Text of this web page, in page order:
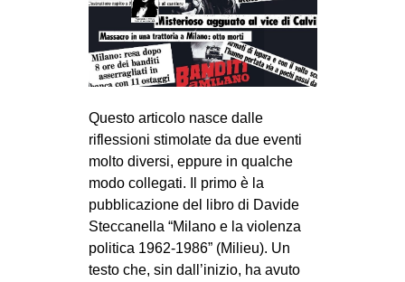
Questo articolo nasce dalle
riflessioni stimolate da due eventi
molto diversi, eppure in qualche
modo collegati. Il primo è la
pubblicazione del libro di Davide
Steccanella “Milano e la violenza
politica 1962-1986” (Milieu). Un
testo che, sin dall’inizio, ha avuto